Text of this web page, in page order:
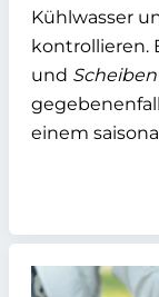
Kühlwasser
kontrollieren.
und
einem